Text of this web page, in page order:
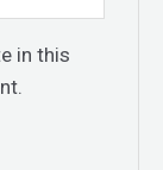
in this